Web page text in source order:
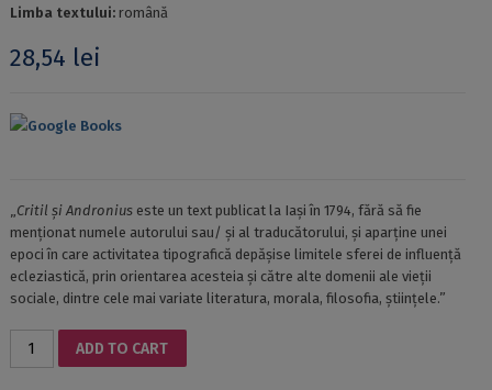
Limba textului: română
28,54 lei
Google Books
„Critil și Androniuseste un text publicat la Iași în 1794, fără să fie
menționat numele autorului sau/ și al traducătorului, și aparține unei
epoci în care activitatea tipografică depășise limitele sferei de influență
ecleziastică, prin orientarea acesteia și către alte domenii ale vieții
sociale, dintre cele mai variate literatura, morala, filosofia, științele.”
CRITIL
ADD TO CART